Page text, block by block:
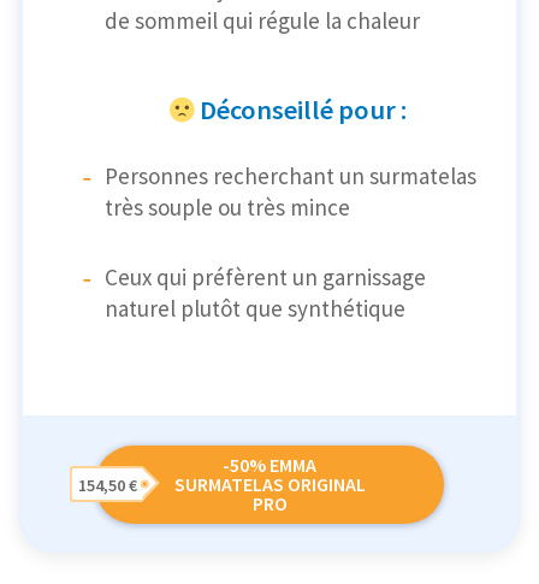
de sommeil qui régule la chaleur
Déconseillé pour :
Personnes recherchant un surmatelas
très souple ou très mince
Ceux qui préfèrent un garnissage
naturel plutôt que synthétique
-50% EMMA
SURMATELAS ORIGINAL
PRO
154,50 €